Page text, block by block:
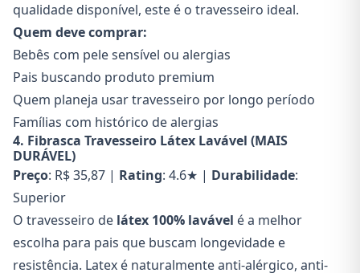
qualidade disponível, este é o travesseiro ideal.
Quem deve comprar:
Bebês com pele sensível ou alergias
Pais buscando produto premium
Quem planeja usar travesseiro por longo período
Famílias com histórico de alergias
4. Fibrasca Travesseiro Látex Lavável (MAIS
DURÁVEL)
Preço: R$ 35,87 | Rating: 4.6★ | Durabilidade:
Superior
O travesseiro de látex 100% lavável é a melhor
escolha para pais que buscam longevidade e
resistência. Latex é naturalmente anti-alérgico, anti-